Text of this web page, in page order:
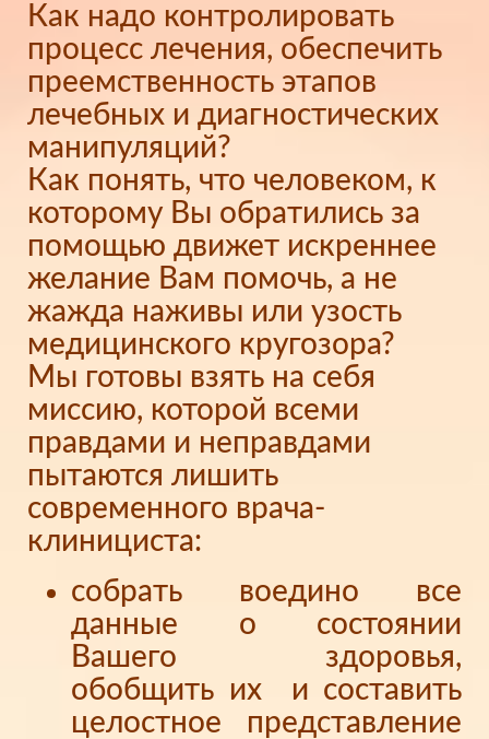
Как надо контролировать
процесс лечения, обеспечить
преемственность этапов
лечебных и диагностических
манипуляций?
Как понять, что человеком, к
которому Вы обратились за
помощью движет искреннее
желание Вам помочь, а не
жажда наживы или узость
медицинского кругозора?
Мы готовы взять на себя
миссию, которой всеми
правдами и неправдами
пытаются лишить
современного врача-
клинициста:
собрать воедино все
данные о состоянии
Вашего здоровья,
обобщить их и составить
целостное представление